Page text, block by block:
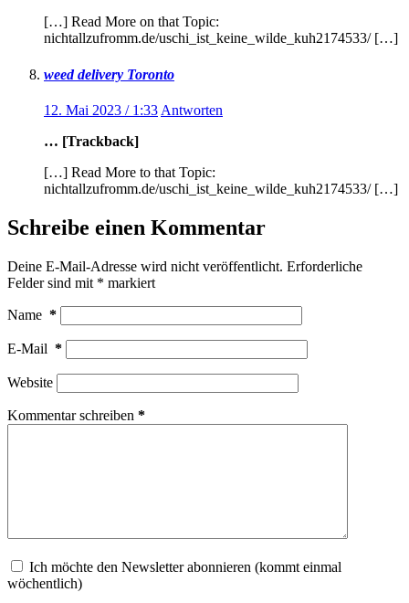
[…] Read More on that Topic:
nichtallzufromm.de/uschi_ist_keine_wilde_kuh2174533/ […]
weed delivery Toronto
12. Mai 2023 / 1:33 Antworten
… [Trackback]
[…] Read More to that Topic:
nichtallzufromm.de/uschi_ist_keine_wilde_kuh2174533/ […]
Schreibe einen Kommentar
Deine E-Mail-Adresse wird nicht veröffentlicht. Erforderliche
Felder sind mit * markiert
Name *
E-Mail *
Website
Kommentar schreiben *
Ich möchte den Newsletter abonnieren (kommt einmal
wöchentlich)